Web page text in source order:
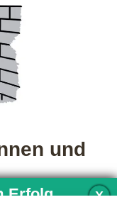
und
sollten
X
Erfolg